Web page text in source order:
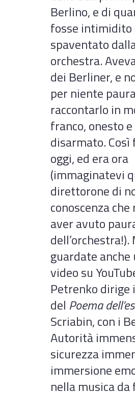
Berlino, e di
fosse intimidito
spaventato
orchestra.
dei Berliner, e
per niente
raccontarlo in
franco, onesto e
disarmato.
oggi, ed era ora
(immaginatevi
direttorone di
conoscenza
aver avuto
dell’orchestra!).
guardate
video su
Petrenko dirige
del Poema
Scriabin, con i
Autorità
sicurezza
immersione
nella musica da